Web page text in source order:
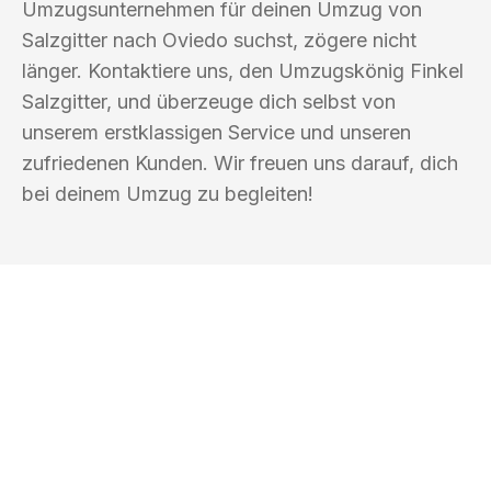
Umzugsunternehmen für deinen Umzug von
Salzgitter nach Oviedo suchst, zögere nicht
länger. Kontaktiere uns, den Umzugskönig Finkel
Salzgitter, und überzeuge dich selbst von
unserem erstklassigen Service und unseren
zufriedenen Kunden. Wir freuen uns darauf, dich
bei deinem Umzug zu begleiten!